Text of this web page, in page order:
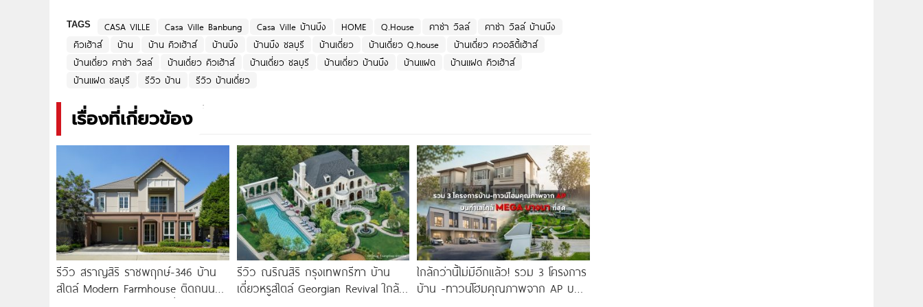
TAGS CASA VILLE Casa Ville Banbung Casa Ville บ้านบึง HOME Q.House คาซ่า วิลล์
คาซ่า วิลล์ บ้านบึง
คิวเฮ้าส์
บ้าน บ้าน คิวเฮ้าส์ บ้านบึง บ้านบึง ชลบุรี บ้านเดี่ยว บ้านเดี่ยว Q.house
บ้านเดี่ยว ควอลิตี้เฮ้าส์
บ้านเดี่ยว คาซ่า วิลล์
บ้านเดี่ยว คิวเฮ้าส์ บ้านเดี่ยว ชลบุรี บ้านเดี่ยว บ้านบึง บ้านแฝด
บ้านแฝด คิวเฮ้าส์
บ้านแฝด ชลบุรี
รีวิว บ้าน รีวิว บ้านเดี่ยว
เรื่องที่เกี่ยวข้อง
รีวิว สราญสิริ ราชพฤกษ์-346 บ้าน
สไตล์ Modern Farmhouse​ ติดถนน
รีวิว ณริณสิริ กรุงเทพกรีฑา บ้าน
เดี่ยวหรูสไตล์ Georgian Revival ใกล้
ใกล้กว่านี้ไม่มีอีกแล้ว! รวม 3 โครงการ
บ้าน -ทาวน์โฮมคุณภาพจาก AP บน